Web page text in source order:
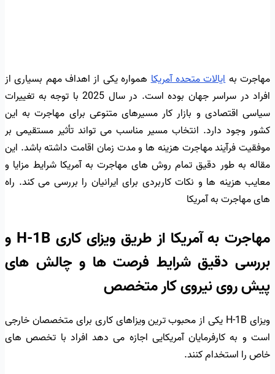
مهاجرت بهایالات متحده آمریکاهمواره یکی از اهداف مهم بسیاری از
افراد در سراسر جهان بوده است. در سال 2025 با توجه به تغییرات
سیاسی اقتصادی و بازار کار مسیرهای متنوعی برای مهاجرت به این
کشور وجود دارد. انتخاب مسیر مناسب می تواند تأثیر مستقیمی بر
موفقیت فرآیند مهاجرت هزینه ها و مدت زمان اقامت داشته باشد. این
مقاله به طور دقیق تمام روش های مهاجرت به آمریکا شرایط مزایا و
معایب هزینه ها و نکات کاربردی برای ایرانیان را بررسی می کند. راه
های مهاجرت به آمریکا
مهاجرت به آمریکا از طریق ویزای کاری H-1B و
بررسی دقیق شرایط فرصت ها و چالش های
پیش روی نیروی کار متخصص
ویزای H-1B یکی از محبوب ترین ویزاهای کاری برای متخصصان خارجی
است و به کارفرمایان آمریکایی اجازه می دهد افراد با تخصص های
خاص را استخدام کنند.